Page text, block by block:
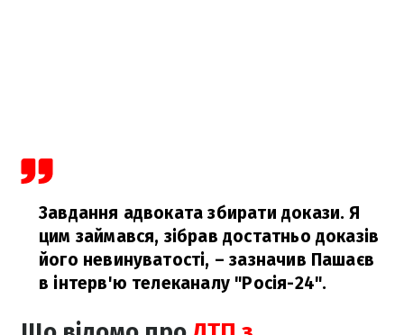
Завдання адвоката збирати докази. Я
цим займався, зібрав достатньо доказів
його невинуватості, – зазначив Пашаєв
в інтерв'ю телеканалу "Росія-24".